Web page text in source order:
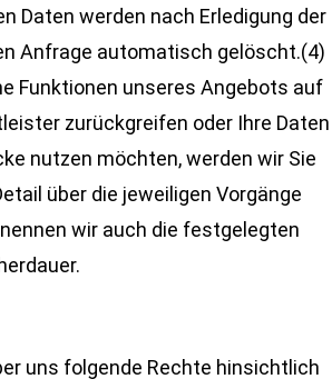
Daten werden nach Erledigung der
Anfrage automatisch gelöscht.(4)
Funktionen unseres Angebots auf
zurückgreifen oder Ihre Daten
nutzen möchten, werden wir Sie
über die jeweiligen Vorgänge
wir auch die festgelegten
uns folgende Rechte hinsichtlich